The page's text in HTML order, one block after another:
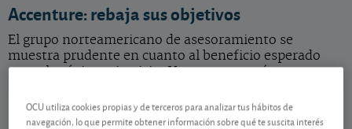
Accenture: rebaja sus objetivos
El grupo norteamericano de asesoramiento se
muestra prudente en cuanto al beneficio esperado
para el próximo ejercicio. Veamos por qué.
Accenture
IE00B4BNMY34
175,72 USD
OCU utiliza cookies propias y de terceros para analizar tus hábitos de
navegación, lo que permite obtener información sobre qué te suscita interés